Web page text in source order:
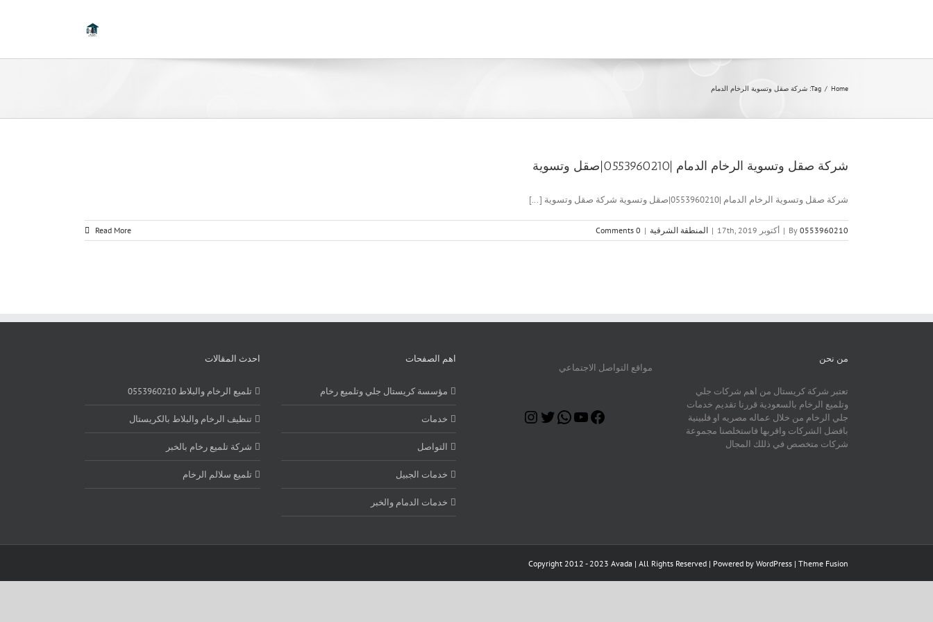
Home
/
Tag: شركة صقل وتسوية الرخام الدمام
شركة صقل وتسوية الرخام الدمام |0553960210|صقل وتسوية
شركة صقل وتسوية الرخام الدمام |0553960210|صقل وتسوية شركة صقل وتسوية [...]
By 0553960210
| أكتوبر 17th, 2019 | المنطقة الشرقية |
0 Comments
Read More
من نحن
تعتبر شركة كريستال من اهم شركات جلي
وتلميع الرخام بالسعودية قررنا تقديم خدمات
جلي الرخام من خلال عماله مصريه او فلبينية
بافضل الشركات واقربها فاستخلصنا مجموعة
شركات متخصص في ذللك المجال
مواقع التواصل الاجتماعي
Facebook
YouTube
WhatsApp
Twitter
اهم الصفحات
مؤسسة كريستال جلي وتلميع رخام
خدمات
التواصل
خدمات الجبيل
خدمات الدمام والخبر
احدث المقالات
تلميع الرخام والبلاط 0553960210
تنظيف الرخام والبلاط بالكريستال
شركة تلميع رخام بالخبر
تلميع سلالم الرخام
Copyright 2012 - 2023 Avada | All Rights Reserved | Powered by WordPress | Theme Fusion